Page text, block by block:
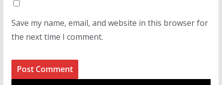
Save my name, email, and website in this browser for
the next time I comment.